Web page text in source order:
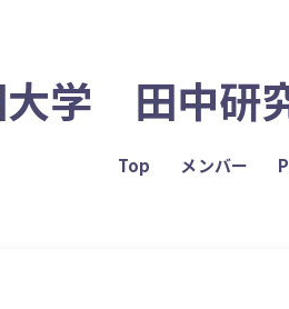
大学 田中研
Top メンバー